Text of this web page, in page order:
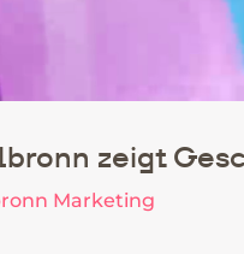
zeigt
Marketing